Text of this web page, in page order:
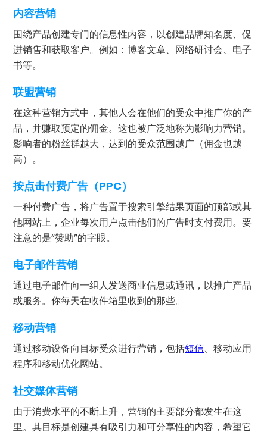
内容营销
围绕产品创建专门的信息性内容，以创建品牌知名度、促
进销售和获取客户。例如：博客文章、网络研讨会、电子
书等。
联盟营销
在这种营销方式中，其他人会在他们的受众中推广你的产
品，并赚取预定的佣金。这也被广泛地称为影响力营销。
影响者的粉丝群越大，达到的受众范围越广（佣金也越
高）。
按点击付费广告（PPC）
一种付费广告，将广告置于搜索引擎结果页面的顶部或其
他网站上，企业每次用户点击他们的广告时支付费用。要
注意的是“赞助”的字眼。
电子邮件营销
通过电子邮件向一组人发送商业信息或通讯，以推广产品
或服务。你每天在收件箱里收到的那些。
移动营销
通过移动设备向目标受众进行营销，包括短信、移动应用
程序和移动优化网站。
社交媒体营销
由于消费水平的不断上升，营销的主要部分都发生在这
里。其目标是创建具有吸引力和可分享性的内容，希望它